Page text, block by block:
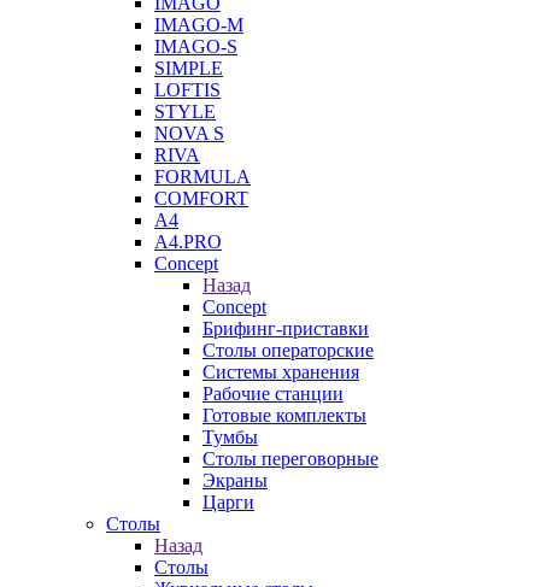
IMAGO-M
IMAGO-S
SIMPLE
LOFTIS
STYLE
NOVA S
RIVA
FORMULA
COMFORT
A4
A4.PRO
Concept
Назад
Concept
Брифинг-приставки
Столы операторские
Системы хранения
Рабочие станции
Готовые комплекты
Тумбы
Столы переговорные
Экраны
Царги
Столы
Назад
Столы